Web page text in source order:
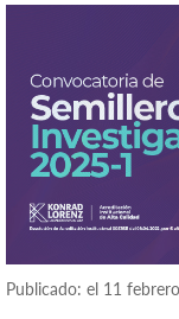
Publicado: el 11